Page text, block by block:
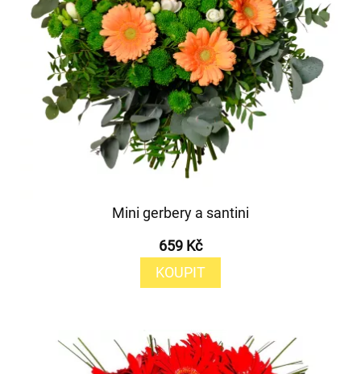
Mini gerbery a santini
659 Kč
KOUPIT